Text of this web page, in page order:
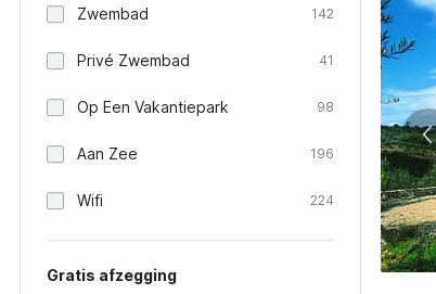
Zwembad 142
Privé Zwembad 41
Op Een Vakantiepark 98
Aan Zee 196
Wifi 224
Gratis afzegging